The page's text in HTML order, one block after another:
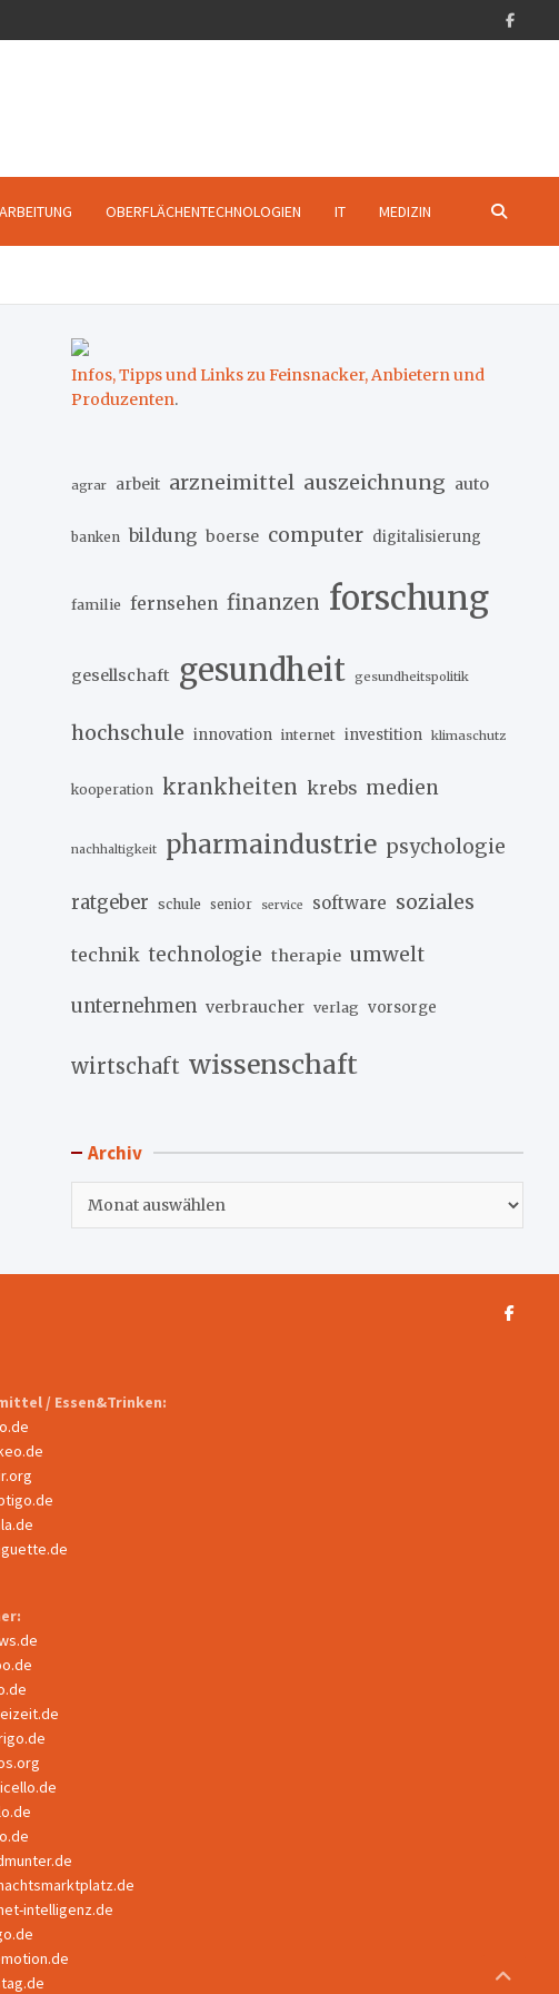
OBERFLÄCHENTECHNOLOGIEN IT MEDIZIN
Infos, Tipps und Links zu Feinsnacker, Anbietern und
Produzenten.
agrar arbeit arzneimittel auszeichnung auto
banken bildung boerse computer digitalisierung
familie fernsehen finanzen forschung
gesellschaft gesundheit gesundheitspolitik
hochschule innovation internet investition klimaschutz
kooperation krankheiten krebs medien
nachhaltigkeit pharmaindustrie psychologie
ratgeber schule senior service software soziales
technik technologie therapie umwelt
unternehmen verbraucher verlag vorsorge
wirtschaft wissenschaft
Archiv
/ Essen&Trinken:
intelligenz.de